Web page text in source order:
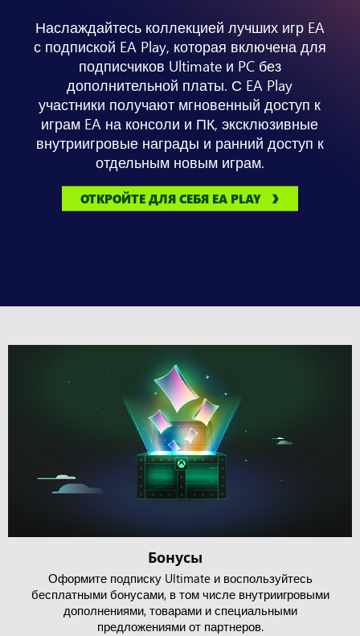
Наслаждайтесь коллекцией лучших игр EA
с подпиской EA Play, которая включена для
подписчиков Ultimate и PC без
дополнительной платы. С EA Play
участники получают мгновенный доступ к
играм EA на консоли и ПК, эксклюзивные
внутриигровые награды и ранний доступ к
отдельным новым играм.
ОТКРОЙТЕ ДЛЯ СЕБЯ EA PLAY
Бонусы
Оформите подписку Ultimate и воспользуйтесь
бесплатными бонусами, в том числе внутриигровыми
дополнениями, товарами и специальными
предложениями от партнеров.